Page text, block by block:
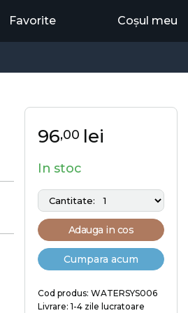
Favorite Coșul meu
96,00 lei
In stoc
Adauga in cos
Cumpara acum
Cod produs: WATERSYS006
Livrare: 1-4 zile lucratoare